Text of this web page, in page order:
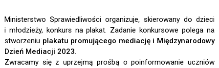
Ministerstwo Sprawiedliwości organizuje, skierowany do dzieci
i młodzieży, konkurs na plakat. Zadanie konkursowe polega na
stworzeniu plakatu promującego mediację i Międzynarodowy
Dzień Mediacji 2023.
Zwracamy się z uprzejmą prośbą o poinformowanie uczniów